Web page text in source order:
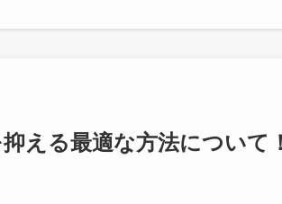
える最適な方法について